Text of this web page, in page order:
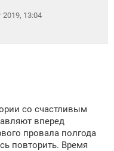
2019, 13:04
со счастливым
вперед
провала полгода
повторить. Время